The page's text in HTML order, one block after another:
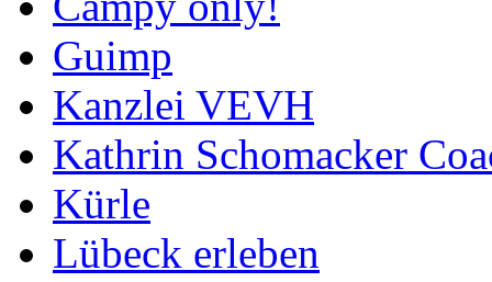
Guimp
Kanzlei VEVH
Kathrin Schomacker
Kürle
Lübeck erleben